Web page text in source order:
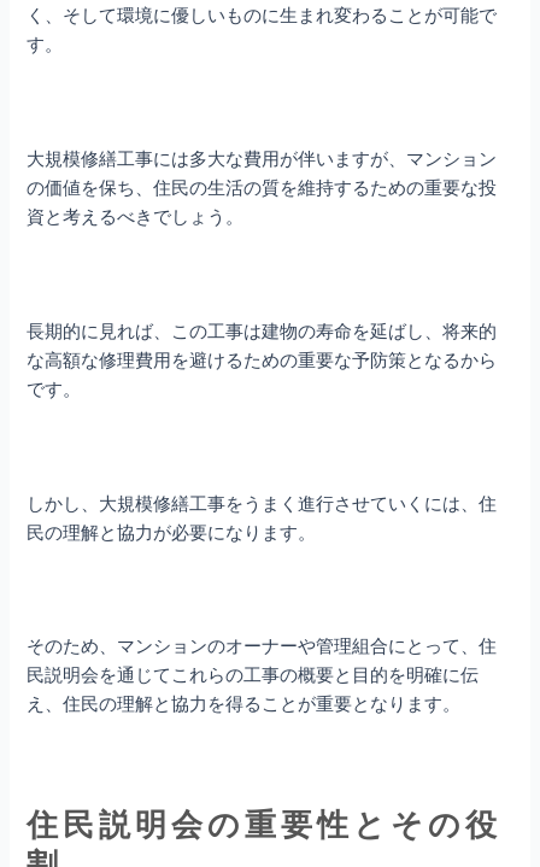
く、そして環境に優しいものに生まれ変わることが可能で
す。
大規模修繕工事には多大な費用が伴いますが、マンション
の価値を保ち、住民の生活の質を維持するための重要な投
資と考えるべきでしょう。
長期的に見れば、この工事は建物の寿命を延ばし、将来的
な高額な修理費用を避けるための重要な予防策となるから
です。
しかし、大規模修繕工事をうまく進行させていくには、住
民の理解と協力が必要になります。
そのため、マンションのオーナーや管理組合にとって、住
民説明会を通じてこれらの工事の概要と目的を明確に伝
え、住民の理解と協力を得ることが重要となります。
住民説明会の重要性とその役